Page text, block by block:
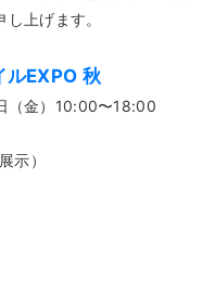
上げます。
ルEXPO 秋
（金）10:00〜18:00
示）